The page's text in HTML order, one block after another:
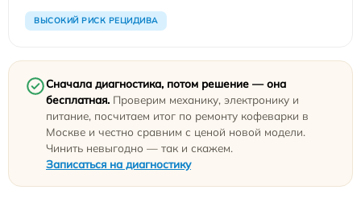
ВЫСОКИЙ РИСК РЕЦИДИВА
Сначала диагностика, потом решение — она
бесплатная. Проверим механику, электронику и
питание, посчитаем итог по ремонту кофеварки в
Москве и честно сравним с ценой новой модели.
Чинить невыгодно — так и скажем.
Записаться на диагностику